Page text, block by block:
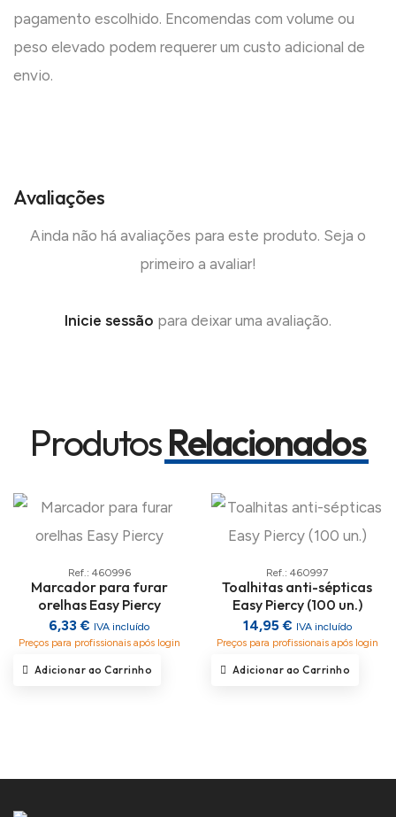
pagamento escolhido. Encomendas com volume ou
peso elevado podem requerer um custo adicional de
envio.
Avaliações
Ainda não há avaliações para este produto. Seja o
primeiro a avaliar!
Inicie sessão para deixar uma avaliação.
ProdutosRelacionados
Ref.: 460996
Marcador para furar
orelhas Easy Piercy
6,33 € IVA incluído
Preços para profissionais após login
Adicionar ao Carrinho
Ref.: 460997
Toalhitas anti-sépticas
Easy Piercy (100 un.)
14,95 € IVA incluído
Preços para profissionais após login
Adicionar ao Carrinho